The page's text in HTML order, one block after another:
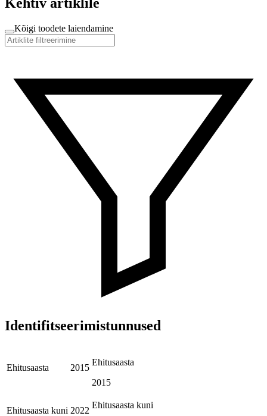
Kõigi toodete laiendamine
Identifitseerimistunnused
Ehitusaasta 2015
Ehitusaasta
2015
Ehitusaasta kuni 2022
Ehitusaasta kuni